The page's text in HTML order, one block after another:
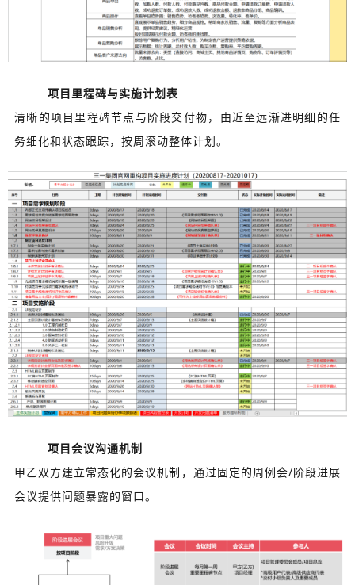
项目里程碑与实施计划表
清晰的项目里程碑节点与阶段交付物，由近至远渐进明细的任
务细化和状态跟踪，按周滚动整体计划。
项目会议沟通机制
甲乙双方建立常态化的会议机制，通过固定的周例会/阶段进展
会议提供问题暴露的窗口。